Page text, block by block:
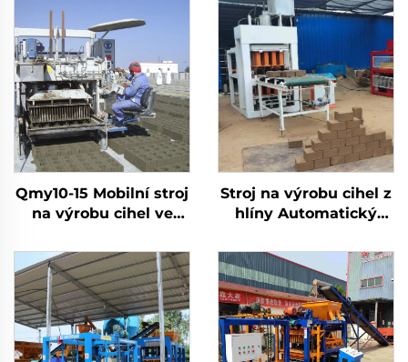
Qmy10-15 Mobilní stroj
na výrobu cihel ve
betonový automatický
stroj na výrobu
blokového auta
Stroj na výrobu cihel z
hlíny Automatický
výrobu zemních bloků